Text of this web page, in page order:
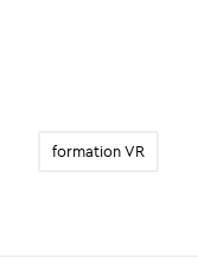
formation VR